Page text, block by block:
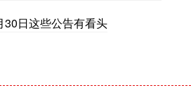
30日这些公告有看头